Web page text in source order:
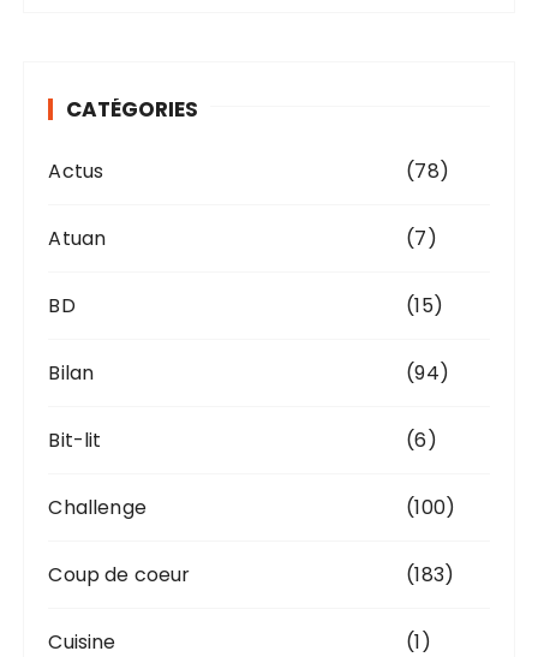
e CATÉGORIES
Actus (78)
Atuan (7)
BD (15)
Bilan (94)
Bit-lit (6)
Challenge (100)
Coup de coeur (183)
Cuisine (1)